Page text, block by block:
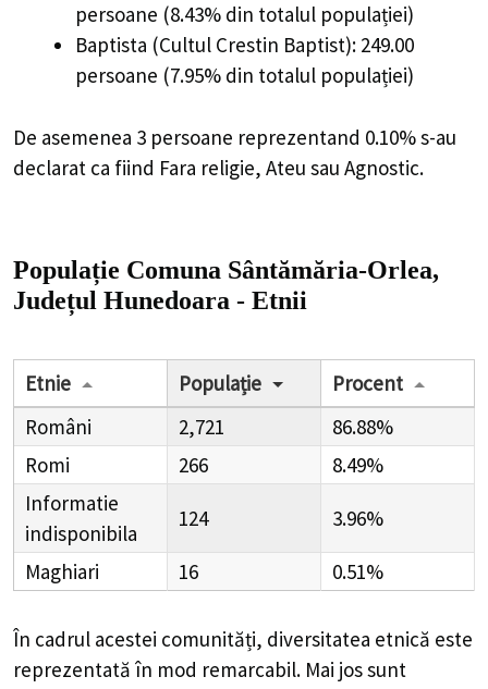
persoane (8.43% din totalul populației)
Baptista (Cultul Crestin Baptist): 249.00
persoane (7.95% din totalul populației)
De asemenea 3 persoane reprezentand 0.10% s-au
declarat ca fiind Fara religie, Ateu sau Agnostic.
Populație Comuna Sântămăria-Orlea,
Județul Hunedoara - Etnii
Etnie Populație
Procent
Români
2,721
86.88%
Romi
266
8.49%
Informatie
indisponibila
124 3.96%
Maghiari 16 0.51%
În cadrul acestei comunități, diversitatea etnică este
reprezentată în mod remarcabil. Mai jos sunt